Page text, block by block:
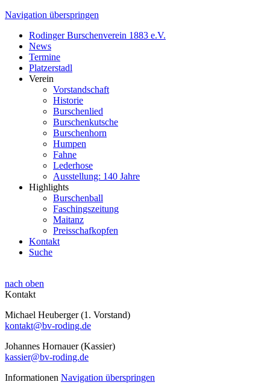
Navigation überspringen
Rodinger Burschenverein 1883 e.V.
News
Termine
Platzerstadl
Verein
Vorstandschaft
Historie
Burschenlied
Burschenkutsche
Burschenhorn
Humpen
Fahne
Lederhose
Ausstellung: 140 Jahre
Highlights
Burschenball
Faschingszeitung
Maitanz
Preisschafkopfen
Kontakt
Suche
nach oben
Kontakt
Michael Heuberger (1. Vorstand)
kontakt@bv-roding.de
Johannes Hornauer (Kassier)
kassier@bv-roding.de
Informationen Navigation überspringen